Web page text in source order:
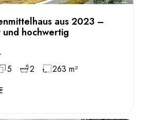
aus 2023 –
hochwertig
5 2
263 m²